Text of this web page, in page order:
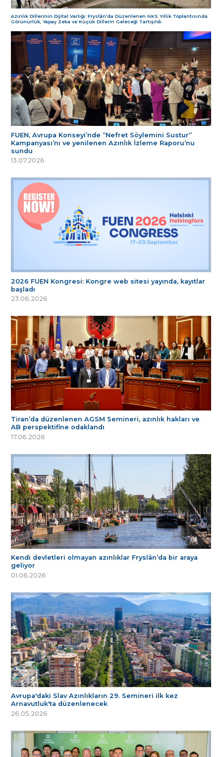
Azınlık Dillerinin Dijital Varlığı: Fryslân’da Düzenlenen NKS Yıllık Toplantısında
Görünürlük, Yapay Zeka ve Küçük Dillerin Geleceği Tartışıldı
FUEN, Avrupa Konseyi’nde “Nefret Söylemini Sustur”
Kampanyası’nı ve yenilenen Azınlık İzleme Raporu’nu
sundu
13.07.2026
2026 FUEN Kongresi: Kongre web sitesi yayında, kayıtlar
başladı
23.06.2026
Tiran’da düzenlenen AGSM Semineri, azınlık hakları ve
AB perspektifine odaklandı
17.06.2026
Kendi devletleri olmayan azınlıklar Fryslân’da bir araya
geliyor
01.06.2026
Avrupa'daki Slav Azınlıkların 29. Semineri ilk kez
Arnavutluk'ta düzenlenecek
26.05.2026